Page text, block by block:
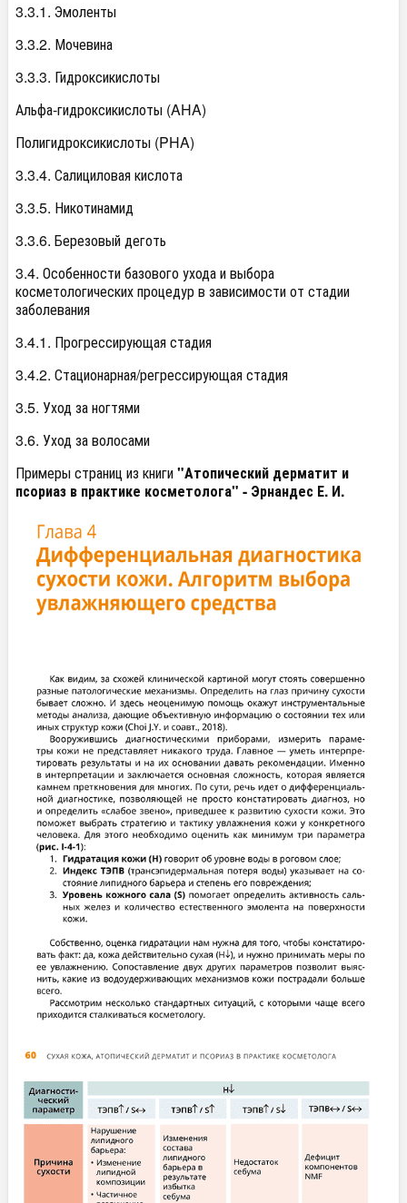
3.3.1. Эмоленты
3.3.2. Мочевина
3.3.3. Гидроксикислоты
Альфа-гидроксикислоты (AHA)
Полигидроксикислоты (PHA)
3.3.4. Салициловая кислота
3.3.5. Никотинамид
3.3.6. Березовый деготь
3.4. Особенности базового ухода и выбора
косметологических процедур в зависимости от стадии
заболевания
3.4.1. Прогрессирующая стадия
3.4.2. Стационарная/регрессирующая стадия
3.5. Уход за ногтями
3.6. Уход за волосами
Примеры страниц из книги"Атопический дерматит и
псориаз в практике косметолога" - Эрнандес Е. И.